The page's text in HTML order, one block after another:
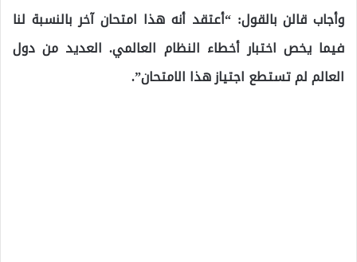
وأجاب قالن بالقول: “أعتقد أنه هذا امتحان آخر بالنسبة لنا
فيما يخص اختبار أخطاء النظام العالمي. العديد من دول
العالم لم تستطع اجتياز هذا الامتحان”.